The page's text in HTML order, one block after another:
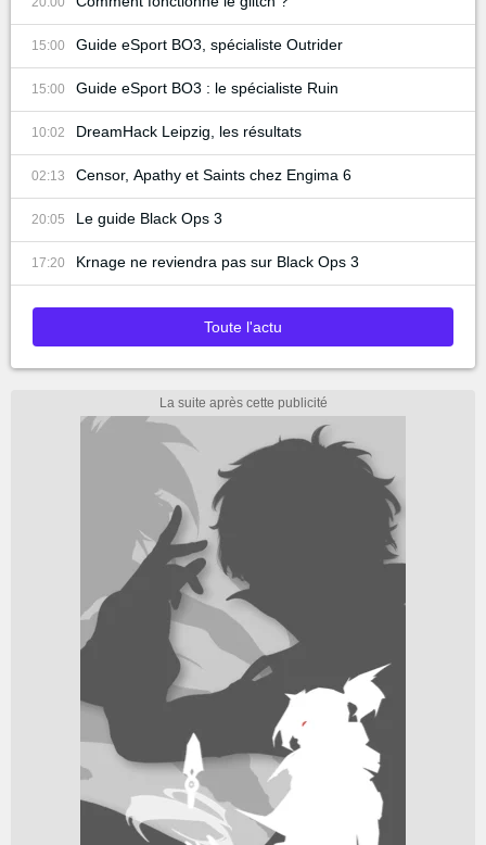
15:00 Guide eSport BO3, spécialiste Outrider
15:00 Guide eSport BO3 : le spécialiste Ruin
10:02 DreamHack Leipzig, les résultats
02:13 Censor, Apathy et Saints chez Engima 6
20:05 Le guide Black Ops 3
17:20 Krnage ne reviendra pas sur Black Ops 3
Toute l'actu